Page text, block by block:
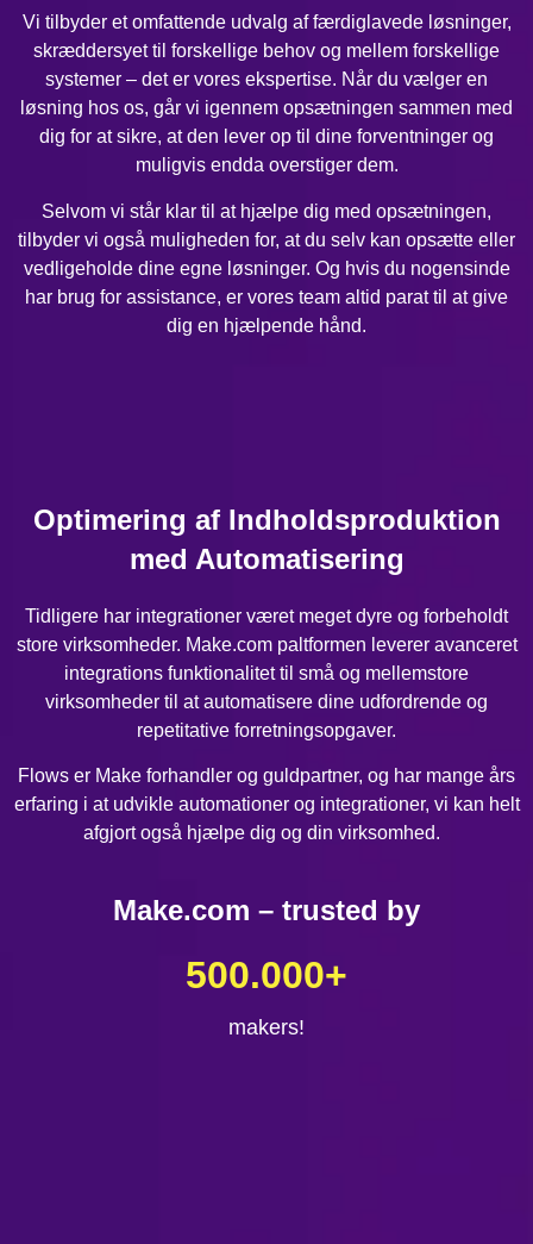
Vi tilbyder et omfattende udvalg af færdiglavede løsninger,
skræddersyet til forskellige behov og mellem forskellige
systemer – det er vores ekspertise. Når du vælger en
løsning hos os, går vi igennem opsætningen sammen med
dig for at sikre, at den lever op til dine forventninger og
muligvis endda overstiger dem.
Selvom vi står klar til at hjælpe dig med opsætningen,
tilbyder vi også muligheden for, at du selv kan opsætte eller
vedligeholde dine egne løsninger. Og hvis du nogensinde
har brug for assistance, er vores team altid parat til at give
dig en hjælpende hånd.
Optimering af Indholdsproduktion
med Automatisering
Tidligere har integrationer været meget dyre og forbeholdt
store virksomheder. Make.com paltformen leverer avanceret
integrations funktionalitet til små og mellemstore
virksomheder til at automatisere dine udfordrende og
repetitative forretningsopgaver.
Flows er Make forhandler og guldpartner, og har mange års
erfaring i at udvikle automationer og integrationer, vi kan helt
afgjort også hjælpe dig og din virksomhed.
Make.com – trusted by
makers!
500.000+